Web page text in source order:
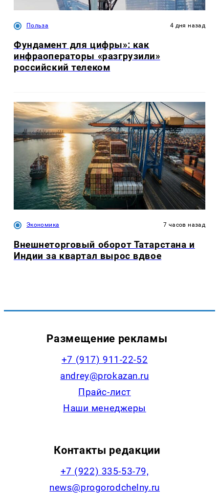
Польза 4 дня назад
Фундамент для цифры»: как
инфраоператоры «разгрузили»
российский телеком
Экономика 7 часов назад
Внешнеторговый оборот Татарстана и
Индии за квартал вырос вдвое
Размещение рекламы
+7 (917) 911-22-52
andrey@prokazan.ru
Прайс-лист
Наши менеджеры
Контакты редакции
+7 (922) 335-53-79,
news@progorodchelny.ru